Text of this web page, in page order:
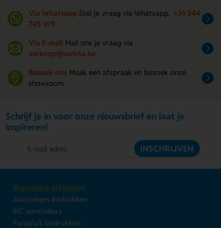
Via Whatsapp Stel je vraag via Whatsapp. +31 344
745 109
Via E-mail Mail ons je vraag via
verkoop@lavista.be
Bezoek ons Maak een afspraak en bezoek onze
showroom.
Schrijf je in voor onze nieuwsbrief en laat je
inspireren!
INSCHRIJVEN
Populaire artikelen
Aanstekers bedrukken
BIC aanstekers
Paraplu's bedrukken